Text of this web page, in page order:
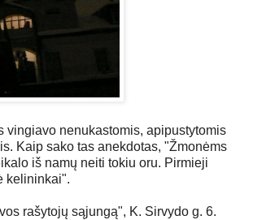
vingiavo nenukastomis, apipustytomis
Kaip sako tas anekdotas, "Žmonėms
iš namų neiti tokiu oru. Pirmieji
kelininkai".
rašytojų sąjungą", K. Sirvydo g. 6.